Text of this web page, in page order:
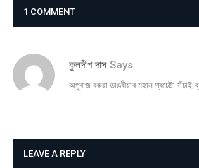
1 COMMENT
কুলদীপ দাস Says
অপুৰাজ বৰুৱা ডাঙৰীয়াৰ মহান প্ৰচেষ্টা
LEAVE A REPLY